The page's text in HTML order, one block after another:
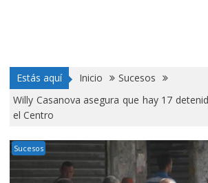
Estás aquí Inicio
Sucesos
Willy Casanova asegura que hay 17
el Centro
Sucesos